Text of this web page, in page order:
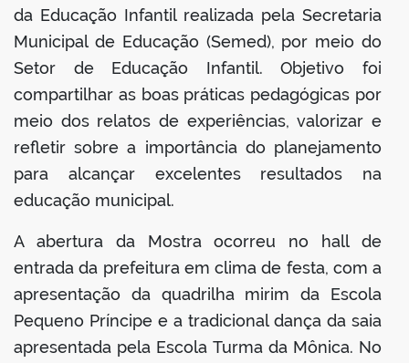
da Educação Infantil realizada pela Secretaria
Municipal de Educação (Semed), por meio do
Setor de Educação Infantil. Objetivo foi
compartilhar as boas práticas pedagógicas por
meio dos relatos de experiências, valorizar e
refletir sobre a importância do planejamento
para alcançar excelentes resultados na
educação municipal.
A abertura da Mostra ocorreu no hall de
entrada da prefeitura em clima de festa, com a
apresentação da quadrilha mirim da Escola
Pequeno Príncipe e a tradicional dança da saia
apresentada pela Escola Turma da Mônica. No